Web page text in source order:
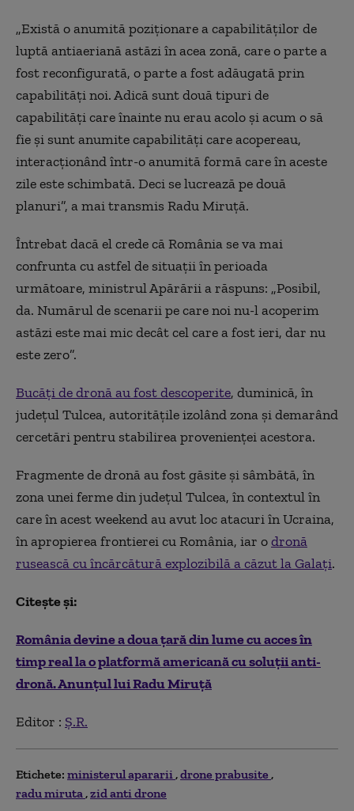
„Există o anumită poziţionare a capabilităţilor de
luptă antiaeriană astăzi în acea zonă, care o parte a
fost reconfigurată, o parte a fost adăugată prin
capabilităţi noi. Adică sunt două tipuri de
capabilităţi care înainte nu erau acolo şi acum o să
fie şi sunt anumite capabilităţi care acopereau,
interacţionând într-o anumită formă care în aceste
zile este schimbată. Deci se lucrează pe două
planuri”, a mai transmis Radu Miruţă.
Întrebat dacă el crede că România se va mai
confrunta cu astfel de situaţii în perioada
următoare, ministrul Apărării a răspuns: „Posibil,
da. Numărul de scenarii pe care noi nu-l acoperim
astăzi este mai mic decât cel care a fost ieri, dar nu
este zero”.
Bucăţi de dronă au fost descoperite, duminică, în
judeţul Tulcea, autorităţile izolând zona şi demarând
cercetări pentru stabilirea provenienţei acestora.
Fragmente de dronă au fost găsite şi sâmbătă, în
zona unei ferme din judeţul Tulcea, în contextul în
care în acest weekend au avut loc atacuri în Ucraina,
în apropierea frontierei cu România, iar odronă
rusească cu încărcătură explozibilă a căzut la Galaţi.
Citește și:
România devine a doua ţară din lume cu acces în
timp real la o platformă americană cu soluții anti-
dronă. Anunțul lui Radu Miruță
Editor : Ș.R.
Etichete: ministerul apararii drone prabusite
radu miruta zid anti drone